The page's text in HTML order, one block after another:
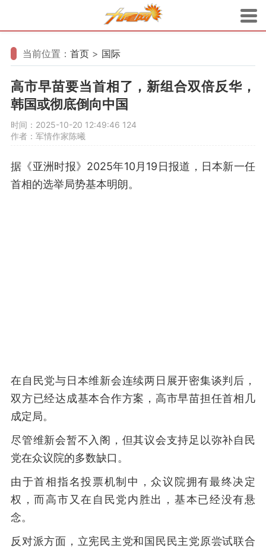
当前位置： 首页 > 国际
高市早苗要当首相了，新组合双倍反华，
韩国或彻底倒向中国
时间：2025-10-20 12:49:46 124
作者：军情作家陈曦
据《亚洲时报》2025年10月19日报道，日本新一任
首相的选举局势基本明朗。
在自民党与日本维新会连续两日展开密集谈判后，
双方已经达成基本合作方案，高市早苗担任首相几
成定局。
尽管维新会暂不入阁，但其议会支持足以弥补自民
党在众议院的多数缺口。
由于首相指名投票机制中，众议院拥有最终决定
权，而高市又在自民党内胜出，基本已经没有悬
念。
反对派方面，立宪民主党和国民民主党原尝试联合